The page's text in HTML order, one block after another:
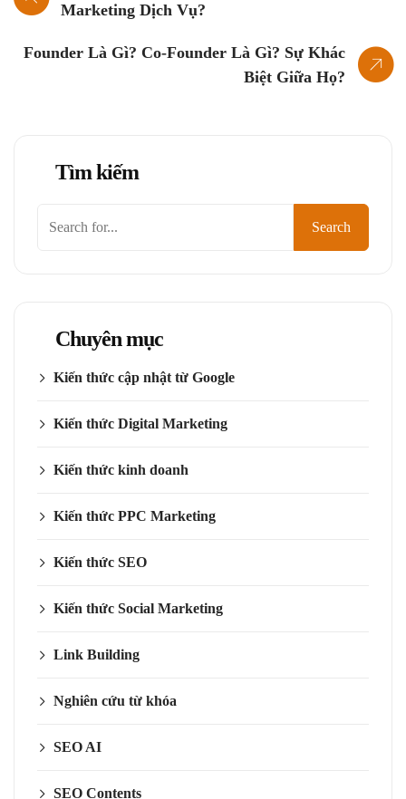
Marketing Dịch Vụ?
Founder Là Gì? Co-Founder Là Gì? Sự Khác
Biệt Giữa Họ?
Tìm kiếm
Search
Chuyên mục
Kiến thức cập nhật từ Google
Kiến thức Digital Marketing
Kiến thức kinh doanh
Kiến thức PPC Marketing
Kiến thức SEO
Kiến thức Social Marketing
Link Building
Nghiên cứu từ khóa
SEO AI
SEO Contents